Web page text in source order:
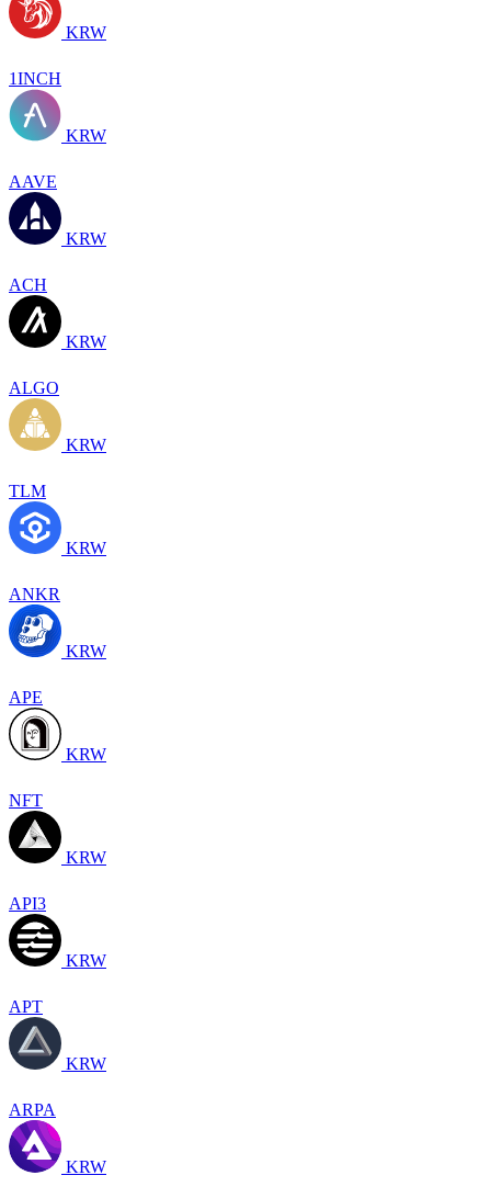
KRW
1INCH
KRW
AAVE
KRW
ACH
KRW
ALGO
KRW
TLM
KRW
ANKR
KRW
APE
KRW
NFT
KRW
API3
KRW
APT
KRW
ARPA
KRW